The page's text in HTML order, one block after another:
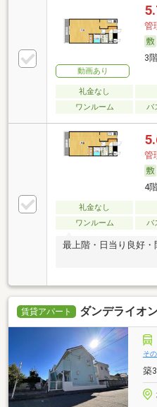
動画あり
管
3
礼金なし
ワンルーム
バ
管
4
礼金なし
ワンルーム
バ
最上階・日当り良好・
賃貸アパート ダンデライオ
そ
築